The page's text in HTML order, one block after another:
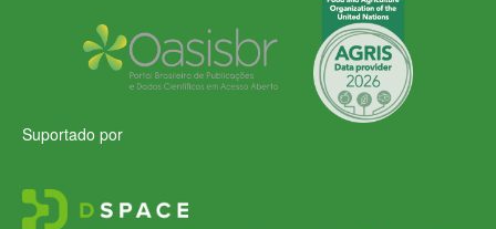
Suportado por